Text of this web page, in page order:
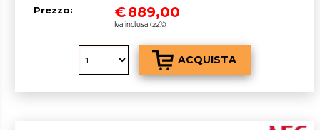
Prezzo: €889,00
Iva inclusa (22%)